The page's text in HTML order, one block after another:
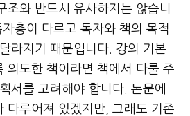
조와 반드시 유사하지는 않습니
층이 다르고 독자와 책의 목적
라지기 때문입니다. 강의 기본
의도한 책이라면 책에서 다룰 주
서를 고려해야 합니다. 논문에
다루어져 있겠지만, 그래도 기존